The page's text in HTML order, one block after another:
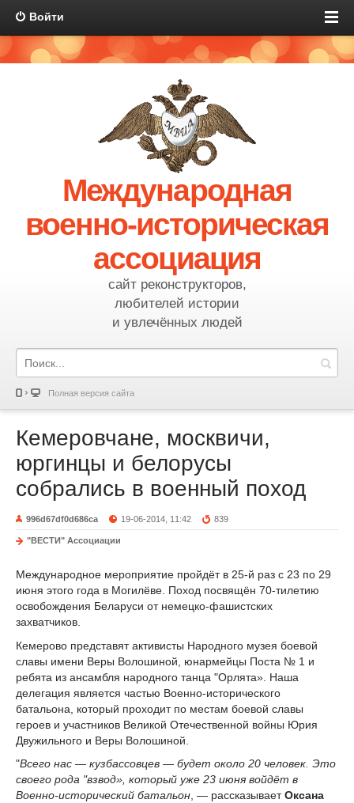
Войти
Международная
военно-историческая
ассоциация
сайт реконструкторов,
любителей истории
и увлечённых людей
Полная версия сайта
Кемеровчане, москвичи,
юргинцы и белорусы
собрались в военный поход
996d67df0d686ca 19-06-2014, 11:42 839
"ВЕСТИ" Ассоциации
Международное мероприятие пройдёт в 25-й раз с 23 по 29
июня этого года в Могилёве. Поход посвящён 70-тилетию
освобождения Беларуси от немецко-фашистских
захватчиков.
Кемерово представят активисты Народного музея боевой
славы имени Веры Волошиной, юнармейцы Поста № 1 и
ребята из ансамбля народного танца "Орлята». Наша
делегация является частью Военно-исторического
батальона, который проходит по местам боевой славы
героев и участников Великой Отечественной войны Юрия
Двужильного и Веры Волошиной.
"Всего нас — кузбассовцев — будет около 20 человек. Это
своего рода "взвод», который уже 23 июня войдёт в
Военно-исторический батальон, — рассказываетОксана